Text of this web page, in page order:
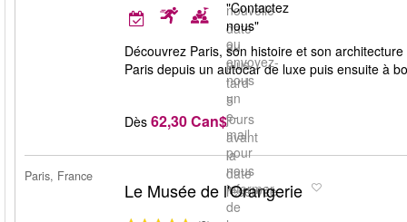
nouvelle
date
au
plus
tard
5
jours
avant
la
date
réservée.
"Contactez
nous"
ou
envoyez-
nous
un
e-
mail
pour
nous
informer
de
Découvrez Paris, son histoire et son
Paris depuis un autocar de luxe puis ensuite à
Dès 62,30 Can$
Paris, France
Le Musée de l'Orangerie